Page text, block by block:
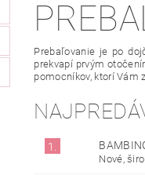
MOJA OBJEDNÁVKA
Prebaľovanie je po
prekvapí prvým
pomocníkov, ktorí Vám
1.
Nové,